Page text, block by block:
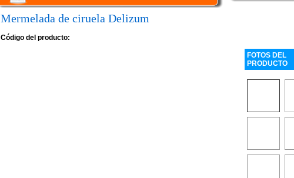
Mermelada de ciruela Delizum
Código del producto:
FOTOS DEL
PRODUCTO